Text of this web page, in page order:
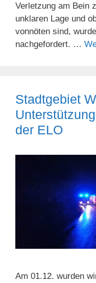
Verletzung am Bein
unklaren Lage und
vonnöten sind,
nachgefordert. …
Stadtgebiet
der ELO
Am 01.12. wurden